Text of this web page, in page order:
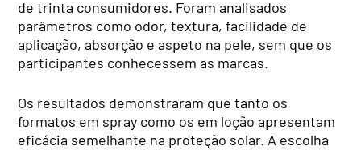
de trinta consumidores. Foram analisados
parâmetros como odor, textura, facilidade de
aplicação, absorção e aspeto na pele, sem que os
participantes conhecessem as marcas.
Os resultados demonstraram que tanto os
formatos em spray como os em loção apresentam
eficácia semelhante na proteção solar. A escolha